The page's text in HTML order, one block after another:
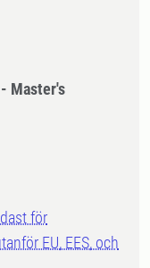
Master's
för
EU, EES, och